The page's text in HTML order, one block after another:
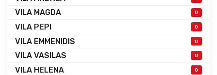
VILA MAGDA 0
VILA PEPI 0
VILA EMMENIDIS 0
VILA VASILAS 0
VILA HELENA 0